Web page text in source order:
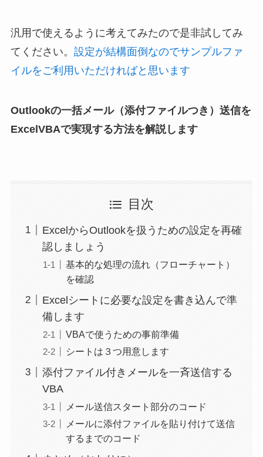
汎用で使えるように考えてみたので是非試してみ
てください。 設定が結構面倒なのでサンプルファ
イルをご利用いただければと思います
Outlookの一括メール（添付ファイルつき） 送信を
ExcelVBAで実現する方法を解説します
目次
ExcelからOutlookを扱うための設定を再確
認しましょう
基本的な処理の流れ（フローチャート）
を確認
Excelシートに必要な設定を書き込んで準
備します
VBAで使うための事前準備
シートは３つ用意します
添付ファイル付きメールを一斉送信する
VBA
メール送信スタート部分のコード
メールに添付ファイルを貼り付けて送信
するまでのコード